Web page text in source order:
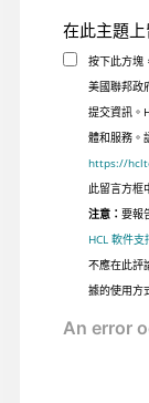
在此主題
按下此方塊
美國聯邦政
提交資訊。
體和服務。
https://
此留言方框
注意： 要報
HCL 軟件支
不應在此評
據的使用方